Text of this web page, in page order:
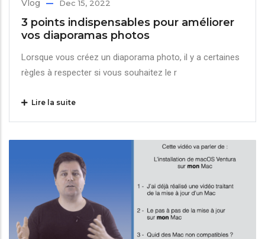
Vlog Dec 15, 2022
3 points indispensables pour améliorer
vos diaporamas photos
Lorsque vous créez un diaporama photo, il y a certaines
règles à respecter si vous souhaitez le r
Lire la suite